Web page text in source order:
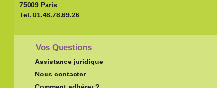
75009 Paris
Tel. 01.48.78.69.26
Vos Questions
Assistance juridique
Nous contacter
Comment adhérer ?